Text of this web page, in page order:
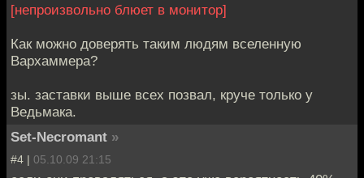
[непроизвольно блюет в монитор]
Как можно доверять таким людям вселенную
Вархаммера?
зы. заставки выше всех позвал, круче только у
Ведьмака.
Set-Necromant »
#4 | 05.10.09 21:15